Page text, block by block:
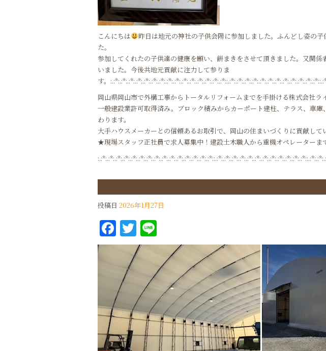
こんにちは
昨日は地元の神社の子供会陽に参加しました。ふんどし姿の
た。
参加してくれたの子供達の健康を願い、餅まきをさせて頂きました。又関
いました。今後共地元貢献に注力して参りま
す。
岡山県岡山市で外構工事からトータルリフォームまでを手掛ける株式会社ラ
一般建設業許可取得済み。ブロック積みからカーポート建柱、テラス、車
わります。
大手ハウスメーカーとの信頼あるお取引で、岡山の住まいづくりに貢献して
★現場スタッフ正社員で求人募集中！建設土木職人から重機オペレーター
投稿日 2026年1月27日
Facebook
Twitter